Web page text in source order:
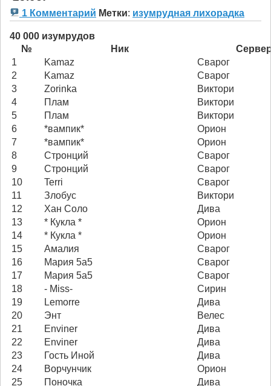
1 Комментарий Метки: изумрудная лихорадка
40 000 изумрудов
№
Ник
1
Kamaz
Сварог
2
Kamaz
Сварог
3
Zorinka
Виктори
4
Плам
Виктори
5
Плам
Виктори
6
*вампик*
Орион
7
*вампик*
Орион
8
Стронций
Сварог
9
Стронций
Сварог
10
Terri
Сварог
11
Злобус
Виктори
12
Хан Соло
Дива
13
* Кукла *
Орион
14
* Кукла *
Орион
15
Амалия
Сварог
16
Мария 5а5
Сварог
17
Мария 5а5
Сварог
18
- Miss-
Сирин
19
Lemorre
Дива
20
Энт
Велес
21
Enviner
Дива
22
Enviner
Дива
23
Гость Иной
Дива
24
Ворчунчик
Орион
25
Поночка
Дива